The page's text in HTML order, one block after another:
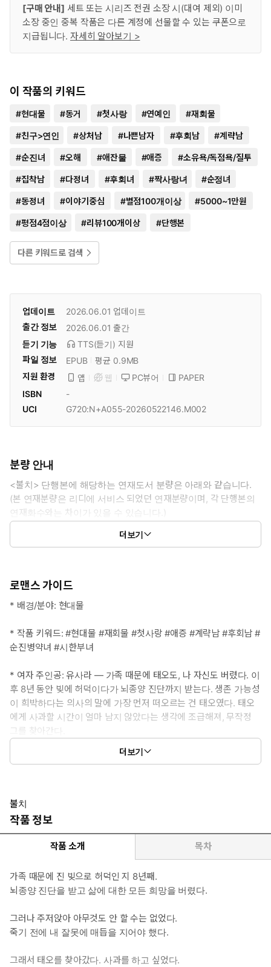
[구매 안내] 세트 또는 시리즈 전권 소장 시(대여 제외) 이미
소장 중인 중복 작품은 다른 계정에 선물할 수 있는 쿠폰으로
지급됩니다. 자세히 알아보기 >
이 작품의 키워드
#현대물 #동거 #첫사랑 #연예인 #재회물
#친구>연인 #상처남 #나쁜남자 #후회남 #계략남
#순진녀 #오해 #애잔물 #애증 #소유욕/독점욕/질투
#집착남 #다정녀 #후회녀 #짝사랑녀 #순정녀
#동정녀 #이야기중심 #별점100개이상 #5000~1만원
#평점4점이상 #리뷰100개이상 #단행본
다른 키워드로 검색
업데이트 2026.06.01 업데이트
출간 정보
2026.06.01 출간
듣기 기능
TTS(듣기) 지원
파일 정보
EPUB
평균 0.9MB
지원 환경
앱 웹 PC뷰어
PAPER
ISBN
-
UCI
G720:N+A055-20260522146.M002
분량 안내
<불치> 단행본에 해당하는 연재도서 분량은 아래와 같습니다.
(본 연재분량은 리디에 서비스 되었던 연재분량이며, 각 단행본의
연재화수와는 차이가 있을 수 있습니다.)
1권: 1화 ~ 39화
더보기
로맨스 가이드
* 배경/분야: 현대물
* 작품 키워드: #현대물 #재회물 #첫사랑 #애증 #계략남 #후회남 #
순진병약녀 #시한부녀
* 여자 주인공: 유사라 ― 가족 때문에 태오도, 나 자신도 버렸다. 이
후 8년 동안 빚에 허덕이다가 뇌종양 진단까지 받는다. 생존 가능성
이 희박하다는 의사의 말에 가장 먼저 떠오르는 건 태오였다. 태오
에게 사과할 시간이 얼마 남지 않았다는 생각에 조급해져, 무작정
그를 찾아간다.
태오가 아직도 8년 전의 구태오일 것이라고 믿은 채로.
그를 원하고, 사랑하며, 찬사를 아끼지 않는다.
하지만 누구도 진짜 구태오의 모습을 알지는 못한다.
* 이럴 때 보세요: 불치병처럼 손댈 수 없이 망가진 관계를 보고 싶을
* 공감 글귀:
“사라야, 생각하지 마.”
태오가 내 귓가에 속삭였다.
“나한테 뭐가 좋을지 네 멋대로 생각하고 행동하지 마. 그냥 내가
시키는 대로 해. 그거면 돼.”
더보기
불치
작품 정보
작품 소개 목차
가족 때문에 진 빚으로 허덕인 지 8년째.
뇌종양 진단을 받고 삶에 대한 모든 희망을 버렸다.
그러나 주저앉아 아무것도 안 할 수는 없었다.
죽기 전에 내 잘못에 매듭을 지어야 했다.
그래서 태오를 찾아갔다. 사과를 하고 싶었다.